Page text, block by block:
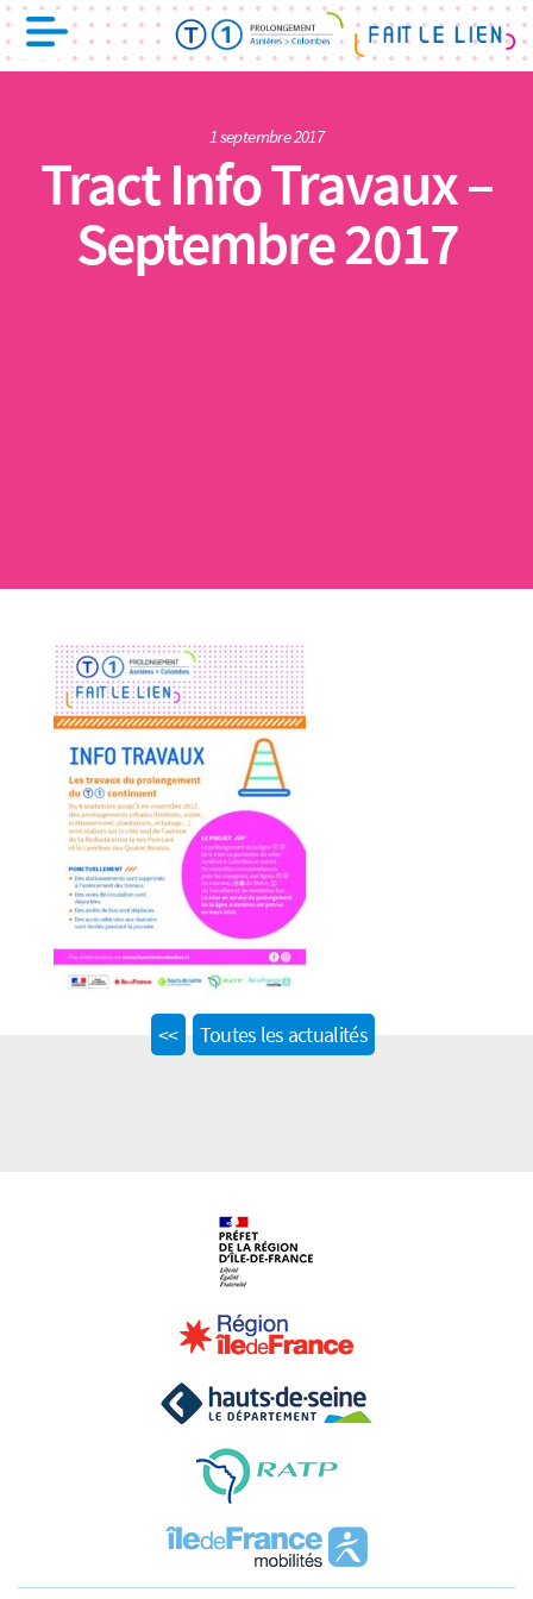
1 septembre 2017
Tract Info Travaux –
Septembre 2017
<<Previous
Toutes les actualités